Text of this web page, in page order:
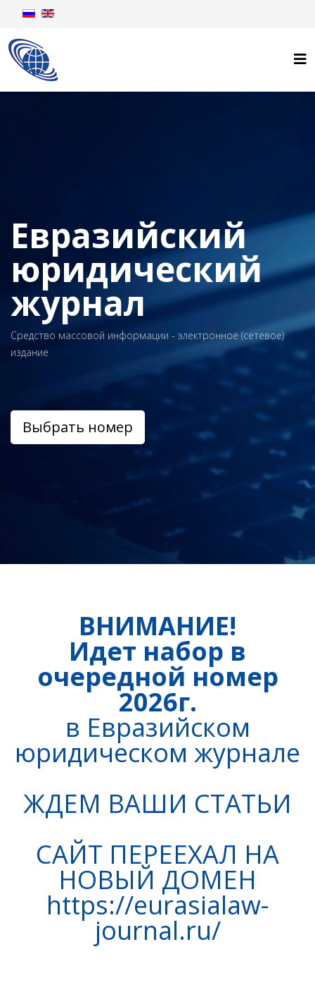
Евразийский
юридический
журнал
Средство массовой информации - электронное (сетевое)
издание
Выбрать номер
ВНИМАНИЕ!
Идет набор в
очередной номер
2026г.
в Евразийском
юридическом журнале
ЖДЕМ ВАШИ СТАТЬИ
САЙТ ПЕРЕЕХАЛ НА
НОВЫЙ ДОМЕН
https://eurasialaw-
journal.ru/